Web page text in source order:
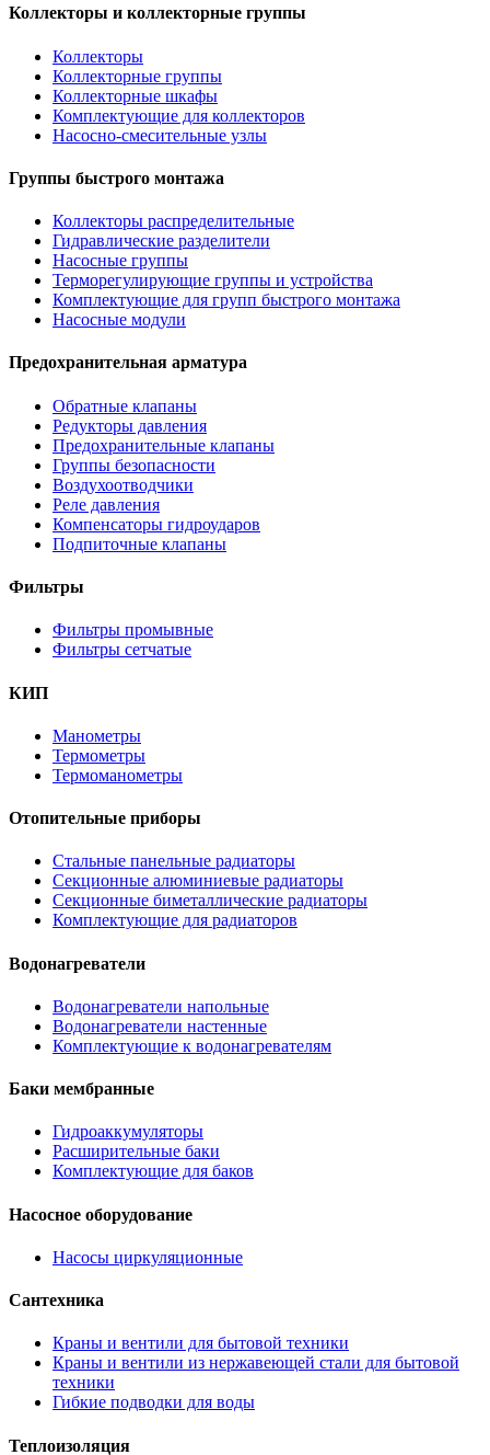
Коллекторы и коллекторные группы
Коллекторы
Коллекторные группы
Коллекторные шкафы
Комплектующие для коллекторов
Насосно-смесительные узлы
Группы быстрого монтажа
Коллекторы распределительные
Гидравлические разделители
Насосные группы
Терморегулирующие группы и устройства
Комплектующие для групп быстрого монтажа
Насосные модули
Предохранительная арматура
Обратные клапаны
Редукторы давления
Предохранительные клапаны
Группы безопасности
Воздухоотводчики
Реле давления
Компенсаторы гидроударов
Подпиточные клапаны
Фильтры
Фильтры промывные
Фильтры сетчатые
КИП
Манометры
Термометры
Термоманометры
Отопительные приборы
Стальные панельные радиаторы
Секционные алюминиевые радиаторы
Секционные биметаллические радиаторы
Комплектующие для радиаторов
Водонагреватели
Водонагреватели напольные
Водонагреватели настенные
Комплектующие к водонагревателям
Баки мембранные
Гидроаккумуляторы
Расширительные баки
Комплектующие для баков
Насосное оборудование
Насосы циркуляционные
Сантехника
Краны и вентили для бытовой техники
Краны и вентили из нержавеющей стали для бытовой
техники
Гибкие подводки для воды
Теплоизоляция